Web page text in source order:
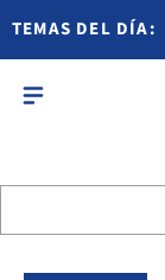
TEMAS DEL DÍA: